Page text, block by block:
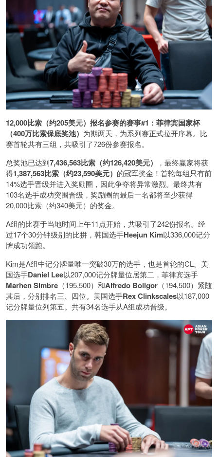
12,000比索（约205美元）报名参赛的赛事#1：菲律宾国家杯
（400万比索保底奖池） 为期两天，为系列赛正式拉开序幕。比
赛首轮共有三组，共吸引了726份参赛报名。
总奖池已达到7,436,563比索（约126,420美元）
，最终赢家将获
得1,387,563比索（约23,590美元） 的冠军奖金！首轮每组只有前
14%选手晋级并进入奖励圈，因此争夺将异常激烈。最终共有
103名选手成功突围晋级，奖励圈的最后一名都将至少获得
20,000比索（约340美元）的奖金。
A组的比赛于当地时间上午11点开始，共吸引了242份报名。经
过17个30分钟级别的比拼，韩国选手Heejun Kim以336,000记分
牌成功领跑。
Kim是A组中记分牌量唯一突破30万的选手，也是首轮的CL。美
国选手Daniel Lee以207,000记分牌量位居第二，菲律宾选手
Marhen Simbre （195,500）和Alfredo Boligor （194,500）紧随
其后，分别排名三、四位。美国选手Rex Clinkscales以187,000
记分牌量位列第五。共有34名选手从A组成功晋级。